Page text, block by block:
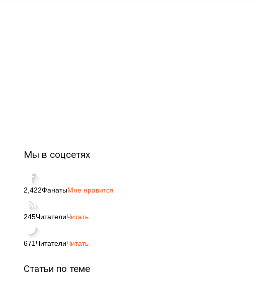
Мы в соцсетях
2,422ФанатыМне нравится
245ЧитателиЧитать
671 ЧитателиЧитать
Статьи по теме